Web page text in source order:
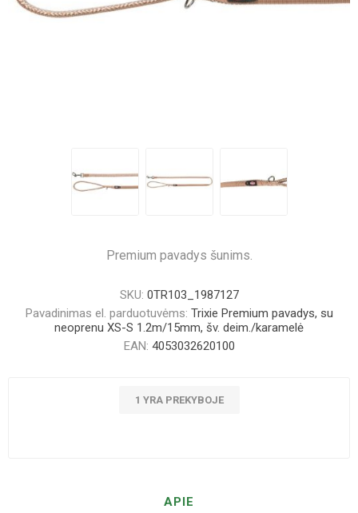
Premium pavadys šunims.
SKU: 0TR103_1987127
Pavadinimas el. parduotuvėms: Trixie Premium pavadys, su
neoprenu XS-S 1.2m/15mm, šv. deim./karamelė
EAN: 4053032620100
1 YRA PREKYBOJE
APIE